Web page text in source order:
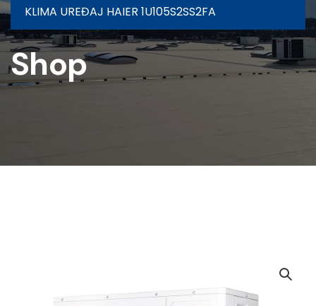
KLIMA UREĐAJ HAIER 1U105S2SS2FA
Shop